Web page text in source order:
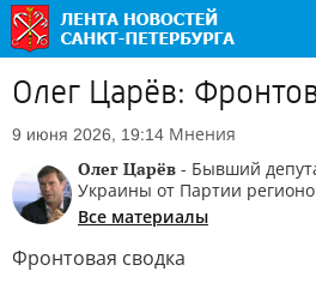
Олег Царёв:
9 июня 2026, 19:14 Мнения
Олег Царёв - Бывший
Украины от Партии
Все материалы
Фронтовая сводка